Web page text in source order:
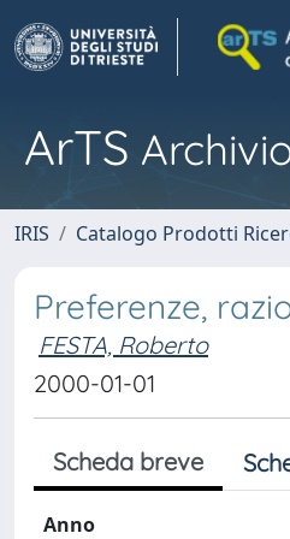
ArTS
IRIS Catalogo Prodotti
Preferenze,
FESTA, Roberto
2000-01-01
Scheda breve
Anno